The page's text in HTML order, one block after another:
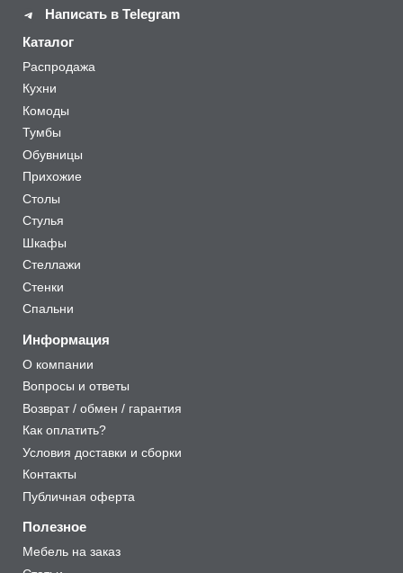
Написать в Telegram
Каталог
Распродажа
Кухни
Комоды
Тумбы
Обувницы
Прихожие
Столы
Стулья
Шкафы
Стеллажи
Стенки
Спальни
Информация
О компании
Вопросы и ответы
Возврат / обмен / гарантия
Как оплатить?
Условия доставки и сборки
Контакты
Публичная оферта
Полезное
Мебель на заказ